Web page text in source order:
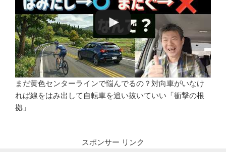
まだ黄色センターラインで悩んでるの？対向車がいなけ
れば線をはみ出して自転車を追い抜いていい「衝撃の根
拠」
スポンサー リンク